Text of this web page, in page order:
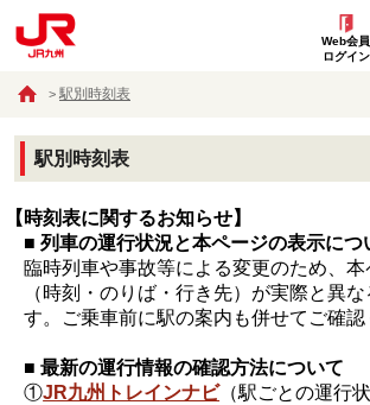
Web会員
ログイン
駅別時刻表
駅別時刻表
【時刻表に関するお知らせ】
■ 列車の運行状況と本ページの表示につ
臨時列車や事故等による変更のため、
（時刻・のりば・行き先）が実際と異
す。ご乗車前に駅の案内も併せてご確認
■ 最新の運行情報の確認方法について
①JR九州トレインナビ（駅ごとの運行